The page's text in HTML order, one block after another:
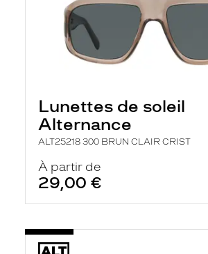
Lunettes de soleil
Alternance
ALT25218 300 BRUN CLAIR CRIST
À partir de
29,00 €